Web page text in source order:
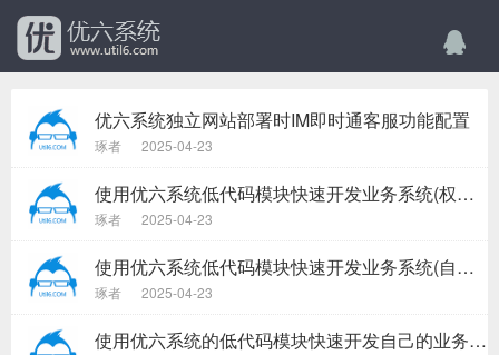
优六系统独立网站部署时IM即时通客服功能配置
琢者 2025-04-23
使用优六系统低代码模块快速开发业务系统(权限管理)
琢者 2025-04-23
使用优六系统低代码模块快速开发业务系统(自定义增删改查)
琢者 2025-04-23
使用优六系统的低代码模块快速开发自己的业务系统